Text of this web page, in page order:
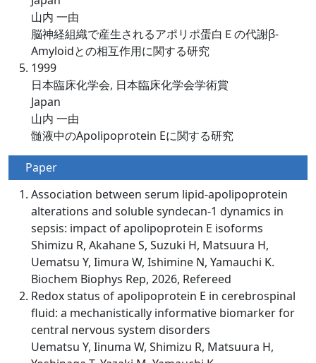
山内 一由
脳神経組織で産生されるアポリポ蛋白Ｅの代謝β-
Amyloidとの相互作用に関する研究
1999
日本臨床化学会, 日本臨床化学会学術賞
Japan
山内 一由
髄液中のApolipoprotein Eに関する研究
Paper
Association between serum lipid-apolipoprotein
alterations and soluble syndecan-1 dynamics in
sepsis: impact of apolipoprotein E isoforms
Shimizu R, Akahane S, Suzuki H, Matsuura H,
Uematsu Y, Iimura W, Ishimine N, Yamauchi K.
Biochem Biophys Rep, 2026, Refereed
Redox status of apolipoprotein E in cerebrospinal
fluid: a mechanistically informative biomarker for
central nervous system disorders
Uematsu Y, Iinuma W, Shimizu R, Matsuura H,